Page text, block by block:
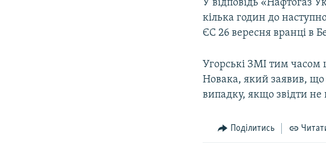
У відповідь «Нафтогаз
кілька годин до
ЄС 26 вересня вранці в
Угорські ЗМІ тим часом
Новака, який заявив, що
випадку, якщо звідти не
Поділитись